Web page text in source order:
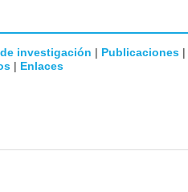
investigación | Publicaciones |
| Enlaces